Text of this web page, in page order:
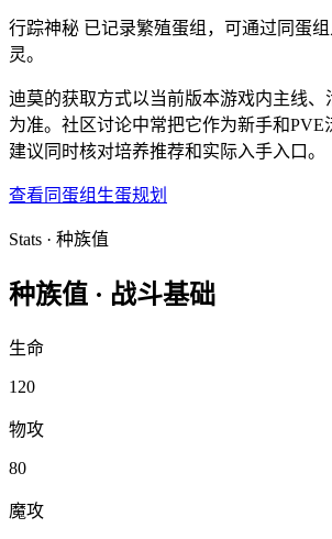
行踪神秘 已记录繁殖蛋组，可通过同蛋
灵。
迪莫的获取方式以当前版本游戏内主线、
为准。社区讨论中常把它作为新手和PVE
建议同时核对培养推荐和实际入手入口。
查看同蛋组 生蛋规划
Stats · 种族值
种族值 · 战斗基础
生命
120
物攻
80
魔攻